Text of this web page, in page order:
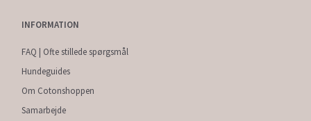
INFORMATION
FAQ | Ofte stillede spørgsmål
Hundeguides
Om Cotonshoppen
Samarbejde